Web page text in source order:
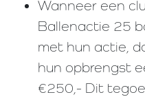
Wanneer een
Ballenactie 25
met hun actie,
hun opbrengst
€250,- Dit